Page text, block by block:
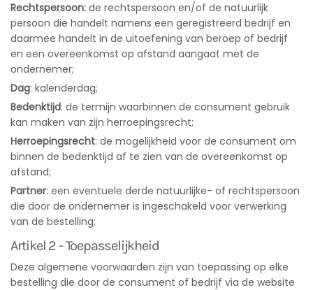
Rechtspersoon: de rechtspersoon en/of de natuurlijk
persoon die handelt namens een geregistreerd bedrijf en
daarmee handelt in de uitoefening van beroep of bedrijf
en een overeenkomst op afstand aangaat met de
ondernemer;
Dag: kalenderdag;
Bedenktijd: de termijn waarbinnen de consument gebruik
kan maken van zijn herroepingsrecht;
Herroepingsrecht: de mogelijkheid voor de consument om
binnen de bedenktijd af te zien van de overeenkomst op
afstand;
Partner: een eventuele derde natuurlijke- of rechtspersoon
die door de ondernemer is ingeschakeld voor verwerking
van de bestelling;
Artikel 2 - Toepasselijkheid
Deze algemene voorwaarden zijn van toepassing op elke
bestelling die door de consument of bedrijf via de website